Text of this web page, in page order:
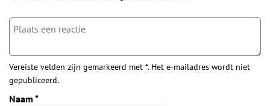
Vereiste velden zijn gemarkeerd met *. Het e-mailadres wordt niet
gepubliceerd.
Naam *